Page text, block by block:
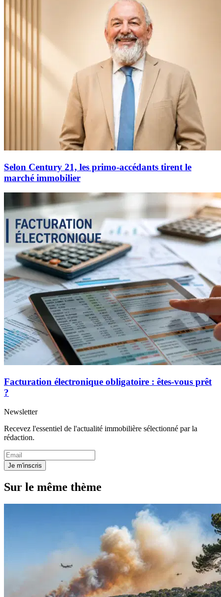
Selon Century 21, les primo-accédants tirent le
marché immobilier
Facturation électronique obligatoire : êtes-vous prêt
?
Newsletter
Recevez l'essentiel de l'actualité immobilière sélectionné par la
rédaction.
Je m'inscris
Sur le même thème